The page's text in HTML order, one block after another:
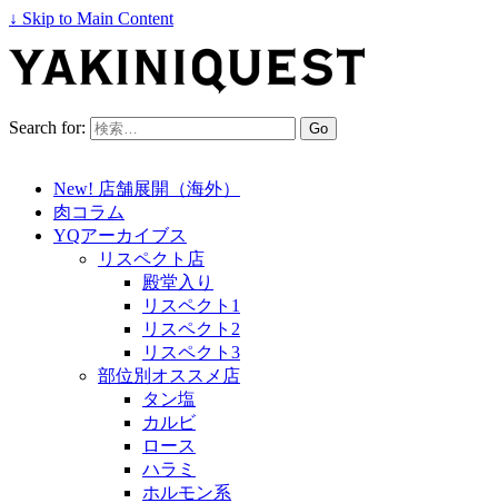
↓ Skip to Main Content
Search for:
New! 店舗展開（海外）
肉コラム
YQアーカイブス
リスペクト店
殿堂入り
リスペクト1
リスペクト2
リスペクト3
部位別オススメ店
タン塩
カルビ
ロース
ハラミ
ホルモン系